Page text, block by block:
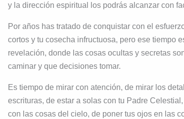
y la dirección espiritual los podrás alcanzar con
Por años has tratado de conquistar con el
cortos y tu cosecha infructuosa, pero ese tiempo
revelación, donde las cosas ocultas y secretas
caminar y que decisiones tomar.
Es tiempo de mirar con atención, de mirar los
escrituras, de estar a solas con tu Padre
con las cosas del cielo, de poner tus ojos en las